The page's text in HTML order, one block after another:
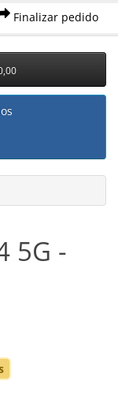
Finalizar pedido
5G -